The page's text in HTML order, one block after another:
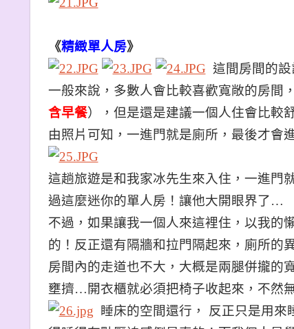
《精緻單人房》
這間房間的
一般來說，多數人會比較喜歡寬敞的房間
含早餐），但是還是建議一個人住會比較
由照片可知，一進門就是廁所，最後才會
這趟旅遊是和我家冰先生來入住，一進門
過這麼迷你的單人房！讓他大開眼界了…
不過，如果讓我一個人來這裡住，以我
的！反正還有隔牆和拉門隔起來，廁所的
房間內的走道也不大，大概是兩腿併攏的
壅擠…開衣櫃就必須把椅子收起來，不然
睡床的空間還行， 反正只是用